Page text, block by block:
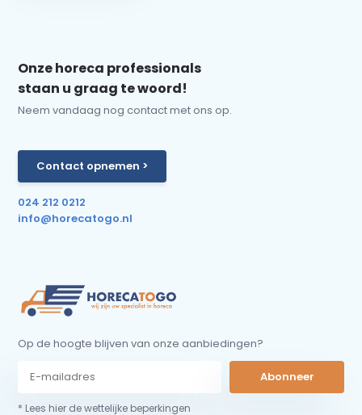
Onze horeca professionals
staan u graag te woord!
Neem vandaag nog contact met ons op.
Contact opnemen >
024 212 0212
info@horecatogo.nl
Op de hoogte blijven van onze aanbiedingen?
Abonneer
* Lees hier de wettelijke beperkingen